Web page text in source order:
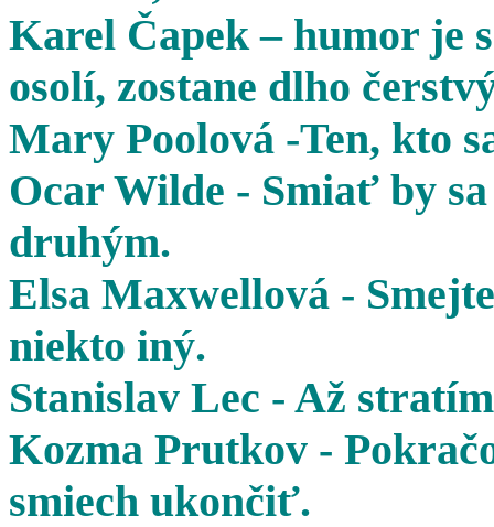
Karel Čapek – humor je
osolí, zostane dlho
Mary Poolová -Ten, kto
Ocar Wilde - Smiať by
druhým.
Elsa Maxwellová -
niekto iný.
Stanislav Lec - Až
Kozma Prutkov -
smiech ukončiť.